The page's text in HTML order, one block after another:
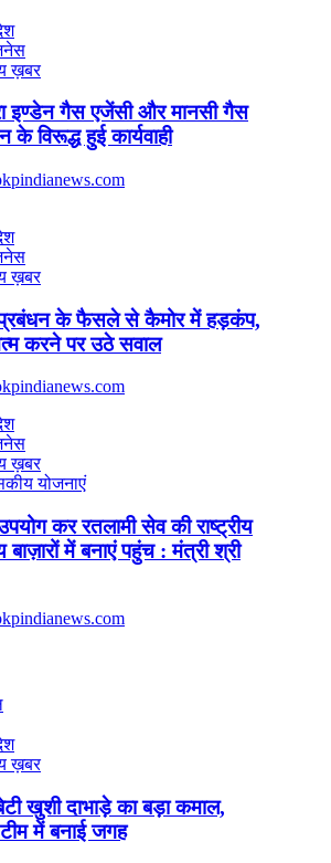
ख़बर
इण्डेन गैस एजेंसी और मानसी गैस
विरूद्ध हुई कार्यवाही
ख़बर
के फैसले से कैमोर में हड़कंप,
करने पर उठे सवाल
ख़बर
योजनाएं
कर रतलामी सेव की राष्ट्रीय
बाज़ारों में बनाएं पहुंच : मंत्री श्री
ख़बर
खुशी दाभाड़े का बड़ा कमाल,
में बनाई जगह